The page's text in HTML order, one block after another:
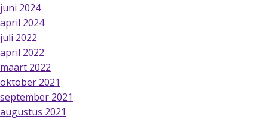
juni 2024
april 2024
juli 2022
april 2022
maart 2022
oktober 2021
september 2021
augustus 2021